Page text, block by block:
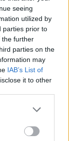
seeing
utilized by
parties prior to
the further
parties on the
may
IAB’s List of
it to other
να έκανε ο
σύλληψή
Italian
Attack